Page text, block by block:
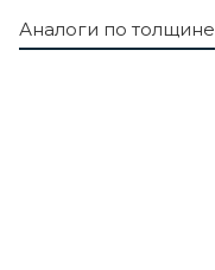
Аналоги по толщине